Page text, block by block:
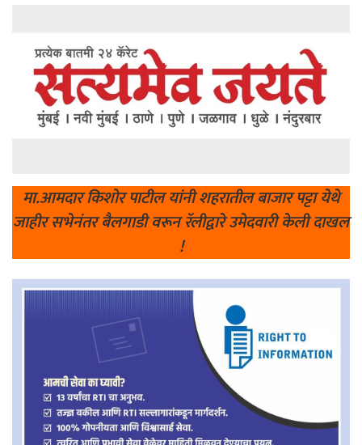
मा.आमदार किशोर पाटील यांनी शहरातील बाजार पट्टा येथे
जाहीर सभेनंतर बैलगाडी वरून रॅलीद्वारे उमेदवारी केली दाखल
!